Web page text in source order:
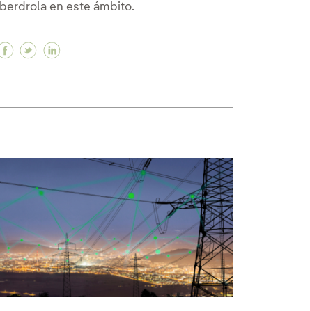
Iberdrola en este ámbito.
Facebook ¿Qué son los contratos por diferencias
Twitter ¿Qué son los contratos por diferencias